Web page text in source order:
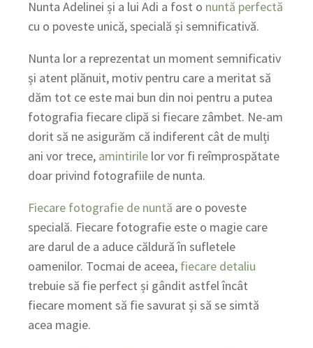
Nunta Adelinei și a lui Adi a fost o nuntă perfectă
cu o poveste unică, specială și semnificativă.
Nunta lor a reprezentat un moment semnificativ
și atent plănuit, motiv pentru care a meritat să
dăm tot ce este mai bun din noi pentru a putea
fotografia fiecare clipă si fiecare zâmbet. Ne-am
dorit să ne asigurăm că indiferent cât de mulți
ani vor trece, amintirile lor vor fi reîmprospătate
doar privind fotografiile de nunta.
Fiecare fotografie de nuntă are o poveste
specială. Fiecare fotografie este o magie care
are darul de a aduce căldură în sufletele
oamenilor. Tocmai de aceea, fiecare detaliu
trebuie să fie perfect și gândit astfel încât
fiecare moment să fie savurat și să se simtă
acea magie.